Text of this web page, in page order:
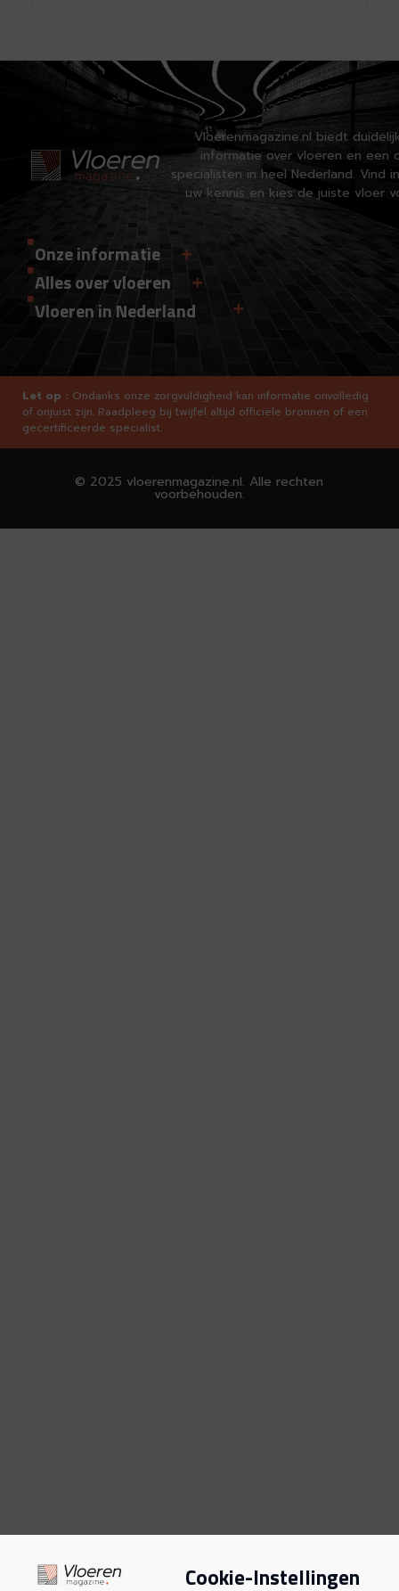
Cookie-Instellingen
Vloerenmagazine.nl biedt
informatie over vloeren en een
specialisten in heel Nederland. Vind
uw kennis en kies de juiste vloer
Onze informatie
Alles over vloeren
Vloeren in Nederland
Let op : Ondanks onze zorgvuldigheid kan informatie onvolledig
of onjuist zijn. Raadpleeg bij twijfel altijd officiële bronnen of een
gecertificeerde specialist.
© 2025 vloerenmagazine.nl. Alle rechten
voorbehouden.